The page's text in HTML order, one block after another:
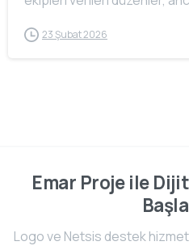
23 Şubat 2026
Emar Proje ile
Logo ve Netsis destek